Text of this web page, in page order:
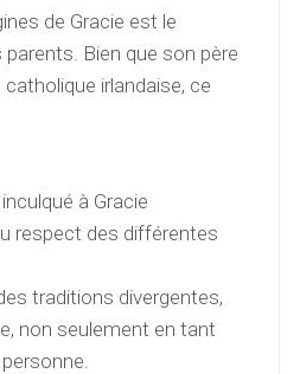
de Gracie est le
Bien que son père
irlandaise, ce
à Gracie
respect des différentes
traditions divergentes,
non seulement en tant